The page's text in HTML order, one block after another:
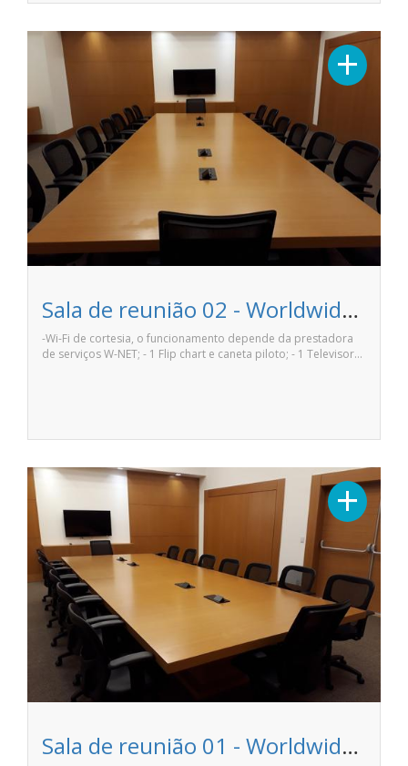
+
Sala de reunião 02 - Worldwide Offices
-Wi-Fi de cortesia, o funcionamento depende da prestadora
de serviços W-NET; - 1 Flip chart e caneta piloto; - 1 Televisor…
+
Sala de reunião 01 - Worldwide Offices